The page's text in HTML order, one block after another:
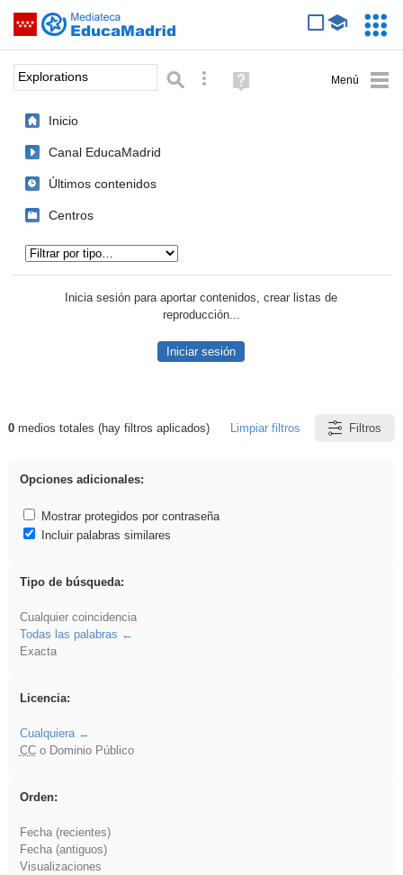
Saltar navegación
Palabra o frase: Búsqueda avanzada
Ayuda
(en
Inicio
Canal EducaMadrid
Últimos contenidos
Centros
Inicia sesión para aportar contenidos, crear listas de
reproducción...
Iniciar sesión
Resultados de: Explorations
0medios totales (hay filtros aplicados) Limpiar filtros Filtros
Opciones adicionales:
Mostrar protegidos por contraseña
Incluir palabras similares
Tipo de búsqueda:
Cualquier coincidencia
Todas las palabras
Exacta
Licencia:
Cualquiera
CCo Dominio Público
Orden:
Fecha (recientes)
Fecha (antiguos)
Visualizaciones